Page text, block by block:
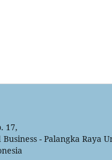
17,
- Palangka Raya